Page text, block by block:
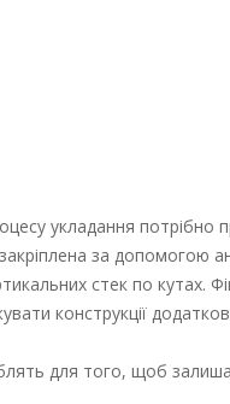
укладання потрібно
за допомогою
стек по кутах.
конструкції додаткову
для того, щоб